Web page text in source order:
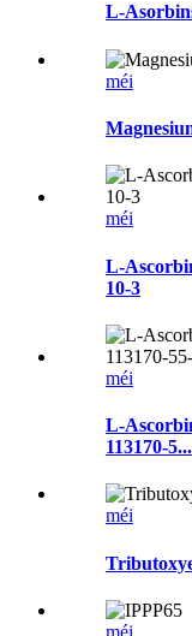
L-
méi
méi
L-
10-3
méi
L-
113170-5...
méi
méi